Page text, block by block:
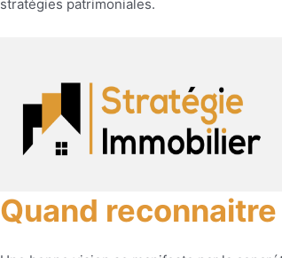
stratégies patrimoniales.
Quand